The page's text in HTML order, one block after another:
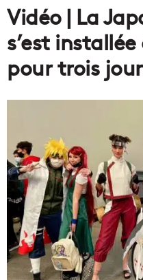
Vidéo | La
s’est
pour trois